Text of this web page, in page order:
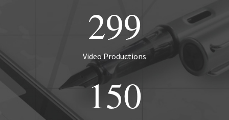
299
Video Productions
150